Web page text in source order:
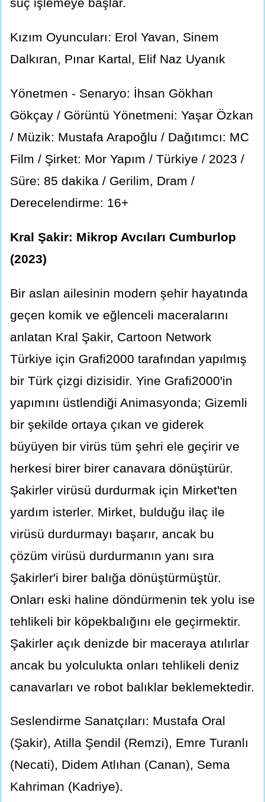
suç işlemeye başlar.
Kızım Oyuncuları: Erol Yavan, Sinem
Dalkıran, Pınar Kartal, Elif Naz Uyanık
Yönetmen - Senaryo: İhsan Gökhan
Gökçay / Görüntü Yönetmeni: Yaşar Özkan
/ Müzik: Mustafa Arapoğlu / Dağıtımcı: MC
Film / Şirket: Mor Yapım / Türkiye / 2023 /
Süre: 85 dakika / Gerilim, Dram /
Derecelendirme: 16+
Kral Şakir: Mikrop Avcıları Cumburlop
(2023)
Bir aslan ailesinin modern şehir hayatında
geçen komik ve eğlenceli maceralarını
anlatan Kral Şakir, Cartoon Network
Türkiye için Grafi2000 tarafından yapılmış
bir Türk çizgi dizisidir. Yine Grafi2000'in
yapımını üstlendiği Animasyonda; Gizemli
bir şekilde ortaya çıkan ve giderek
büyüyen bir virüs tüm şehri ele geçirir ve
herkesi birer birer canavara dönüştürür.
Şakirler virüsü durdurmak için Mirket'ten
yardım isterler. Mirket, bulduğu ilaç ile
virüsü durdurmayı başarır, ancak bu
çözüm virüsü durdurmanın yanı sıra
Şakirler'i birer balığa dönüştürmüştür.
Onları eski haline döndürmenin tek yolu ise
tehlikeli bir köpekbalığını ele geçirmektir.
Şakirler açık denizde bir maceraya atılırlar
ancak bu yolculukta onları tehlikeli deniz
canavarları ve robot balıklar beklemektedir.
Seslendirme Sanatçıları: Mustafa Oral
(Şakir), Atilla Şendil (Remzi), Emre Turanlı
(Necati), Didem Atlıhan (Canan), Sema
Kahriman (Kadriye).